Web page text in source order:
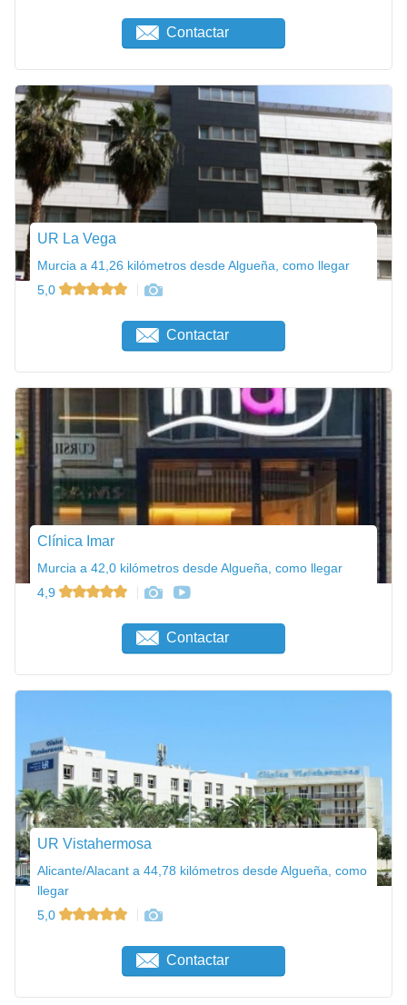
Contactar
UR La Vega
Murcia a 41,26 kilómetros desde Algueña, como llegar
5,0
Contactar
Clínica Imar
Murcia a 42,0 kilómetros desde Algueña, como llegar
4,9
Contactar
UR Vistahermosa
Alicante/Alacant a 44,78 kilómetros desde Algueña, como
llegar
5,0
Contactar